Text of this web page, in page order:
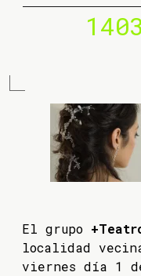
El grupo
localidad
viernes día 1